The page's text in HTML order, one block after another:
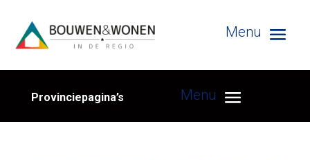
Provinciepagina’s